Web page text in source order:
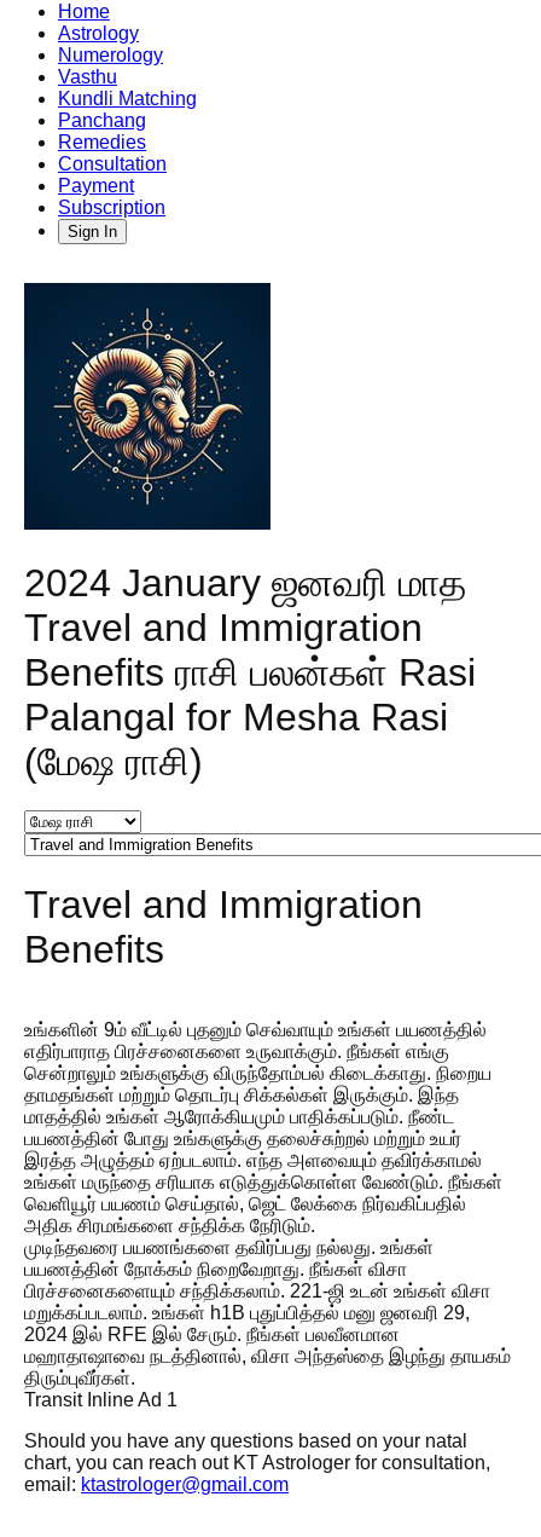
Home
Astrology
Numerology
Vasthu
Kundli Matching
Panchang
Remedies
Consultation
Payment
Subscription
Sign In
2024 January ஜனவரி மாத
Travel and Immigration
Benefits ராசி பலன்கள் Rasi
Palangal for Mesha Rasi
(மேஷ ராசி)
Travel and Immigration
Benefits
உங்களின் 9ம் வீட்டில் புதனும் செவ்வாயும் உங்கள் பயணத்தில்
எதிர்பாராத பிரச்சனைகளை உருவாக்கும். நீங்கள் எங்கு
சென்றாலும் உங்களுக்கு விருந்தோம்பல் கிடைக்காது. நிறைய
தாமதங்கள் மற்றும் தொடர்பு சிக்கல்கள் இருக்கும். இந்த
மாதத்தில் உங்கள் ஆரோக்கியமும் பாதிக்கப்படும். நீண்ட
பயணத்தின் போது உங்களுக்கு தலைச்சுற்றல் மற்றும் உயர்
இரத்த அழுத்தம் ஏற்படலாம். எந்த அளவையும் தவிர்க்காமல்
உங்கள் மருந்தை சரியாக எடுத்துக்கொள்ள வேண்டும். நீங்கள்
வெளியூர் பயணம் செய்தால், ஜெட் லேக்கை நிர்வகிப்பதில்
அதிக சிரமங்களை சந்திக்க நேரிடும்.
முடிந்தவரை பயணங்களை தவிர்ப்பது நல்லது. உங்கள்
பயணத்தின் நோக்கம் நிறைவேறாது. நீங்கள் விசா
பிரச்சனைகளையும் சந்திக்கலாம். 221-ஜி உடன் உங்கள் விசா
மறுக்கப்படலாம். உங்கள் h1B புதுப்பித்தல் மனு ஜனவரி 29,
2024 இல் RFE இல் சேரும். நீங்கள் பலவீனமான
மஹாதாஷாவை நடத்தினால், விசா அந்தஸ்தை இழந்து தாயகம்
திரும்புவீர்கள்.
Transit Inline Ad 1
Should you have any questions based on your natal
chart, you can reach out KT Astrologer for consultation,
email: ktastrologer@gmail.com